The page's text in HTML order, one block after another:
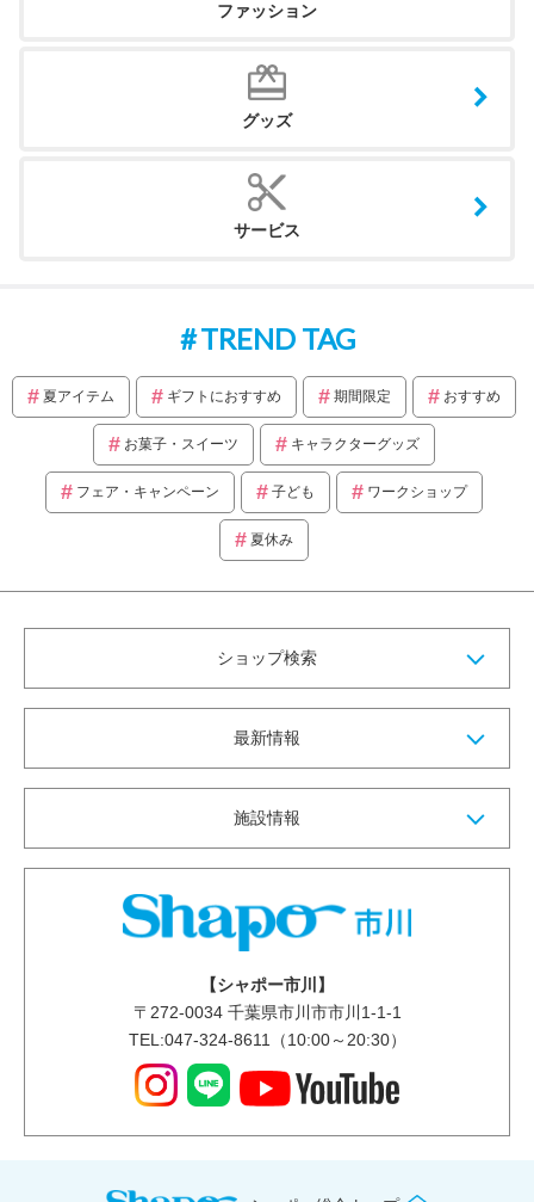
ファッション
グッズ
サービス
TREND TAG
夏アイテム ギフトにおすすめ 期間限定 おすすめ
お菓子・スイーツ キャラクターグッズ
フェア・キャンペーン 子ども ワークショップ
夏休み
ショップ検索
最新情報
施設情報
【シャポー市川】
〒 272-0034千葉県市川市市川1-1-1
TEL:047-324-8611（10:00～20:30）